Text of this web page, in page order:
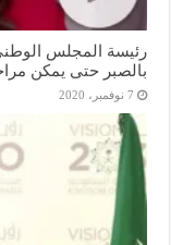
رئيسة المجلس
بالصبر حتى يمكن
7 نوفمبر، 2020